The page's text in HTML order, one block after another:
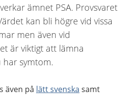
ämnet PSA. Provsvaret
kan bli högre vid vissa
men även vid
är viktigt att lämna
symtom.
även på lätt svenska samt